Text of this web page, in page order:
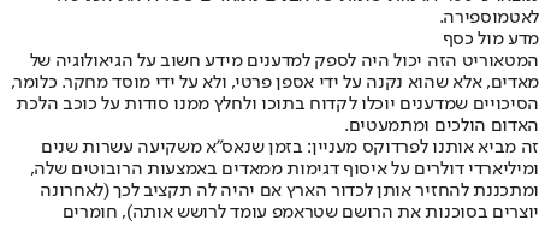
לאטמוספירה.
מדע מול כסף
המטאוריט הזה יכול היה לספק למדענים מידע חשוב על הגיאולוגיה של
מאדים, אלא שהוא נקנה על ידי אספן פרטי, ולא על ידי מוסד מחקר. כלומר,
הסיכויים שמדענים יוכלו לקדוח בתוכו ולחלץ ממנו סודות על כוכב הלכת
האדום הולכים ומתמעטים.
זה מביא אותנו לפרדוקס מעניין: בזמן שנאס"א משקיעה עשרות שנים
ומיליארדי דולרים על איסוף דגימות ממאדים באמצעות הרובוטים שלה,
ומתכננת להחזיר אותן לכדור הארץ אם יהיה לה תקציב לכך (לאחרונה
יוצרים בסוכנות את הרושם שטראמפ עומד לרושש אותה), חומרים